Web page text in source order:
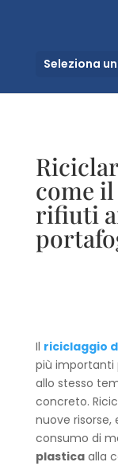
Seleziona
come
rifiuti
Il riciclaggio
più importanti
allo stesso
concreto.
nuove
consumo di
plasticaalla